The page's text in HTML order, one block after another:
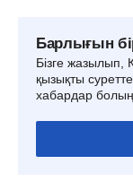
Барлығын
Бізге жазылып,
қызықты
хабардар